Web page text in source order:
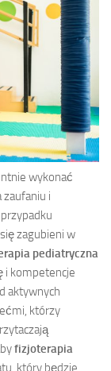
wykonać
i
zagubieni w
pediatryczna
i kompetencje
aktywnych
którzy
fizjoterapia
który będzie